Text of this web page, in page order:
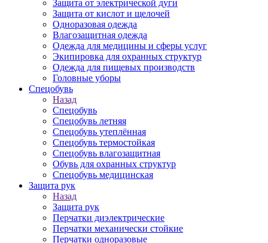
Защита от электрической дуги
Защита от кислот и щелочей
Одноразовая одежда
Влагозащитная одежда
Одежда для медицины и сферы услуг
Экипировка для охранных структур
Одежда для пищевых производств
Головные уборы
Спецобувь
Назад
Спецобувь
Спецобувь летняя
Спецобувь утеплённая
Спецобувь термостойкая
Спецобувь влагозащитная
Обувь для охранных структур
Спецобувь медицинская
Защита рук
Назад
Защита рук
Перчатки диэлектрические
Перчатки механически стойкие
Перчатки одноразовые